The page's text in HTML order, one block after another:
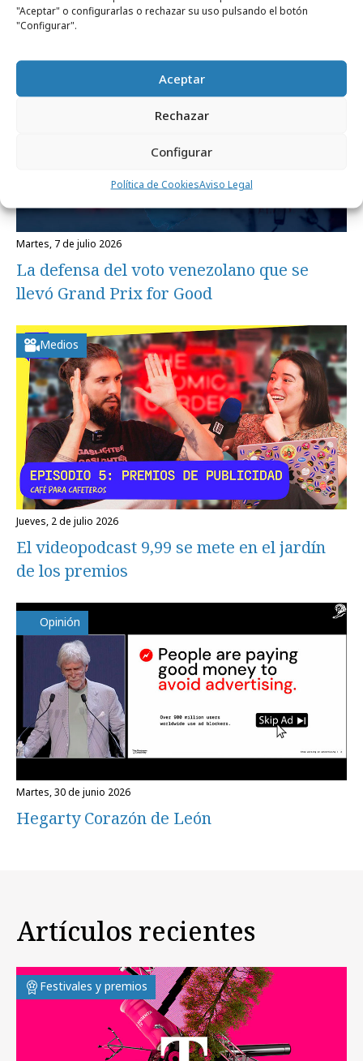
"Aceptar" o configurarlas o rechazar su uso pulsando el botón
"Configurar".
Aceptar
Rechazar
Configurar
Política de CookiesAviso Legal
martes, 7 de julio 2026
La defensa del voto venezolano que se
llevó Grand Prix for Good
Medios
jueves, 2 de julio 2026
El videopodcast 9,99 se mete en el jardín
de los premios
Opinión
martes, 30 de junio 2026
Hegarty Corazón de León
Artículos recientes
Festivales y premios